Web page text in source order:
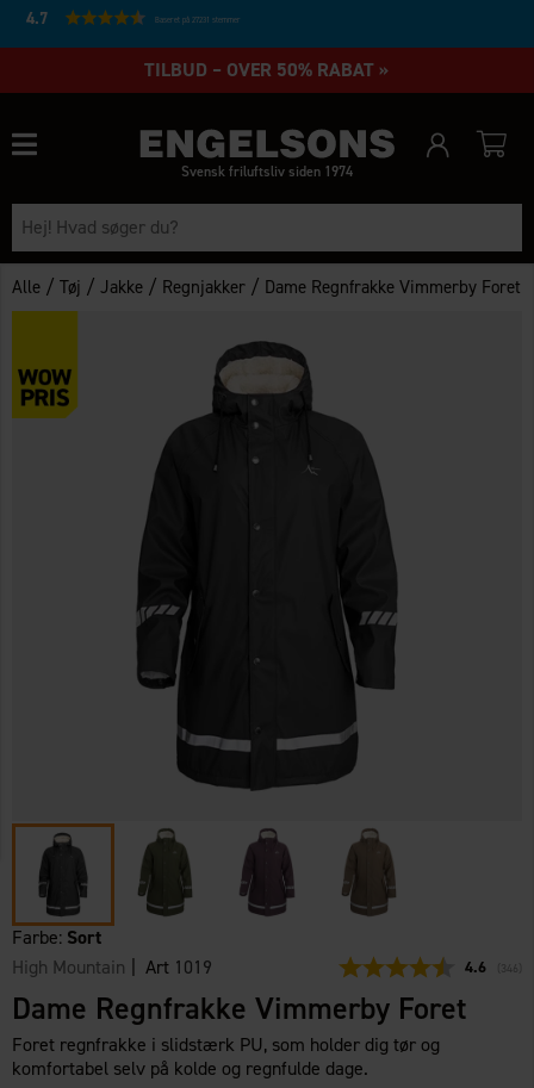
4.7 Baseret på 27231 stemmer
TILBUD – OVER 50% RABAT »
Svensk friluftsliv siden 1974
Alle /Tøj /Jakke / Regnjakker / Dame Regnfrakke Vimmerby Foret
Farbe: Sort
High Mountain | Art 1019 4.6 346
Dame Regnfrakke Vimmerby Foret
Foret regnfrakke i slidstærk PU, som holder dig tør og
komfortabel selv på kolde og regnfulde dage.